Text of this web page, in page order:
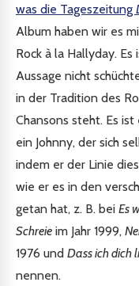
was die Tageszeitung
Album haben wir es
Rock à la Hallyday.
Aussage nicht
in der Tradition des
Chansons steht. Es
ein Johnny, der sich
indem er der Linie
wie er es in den
getan hat, z. B. bei Es
Schreie im Jahr 1999,
1976 und Dass ich dich
nennen.